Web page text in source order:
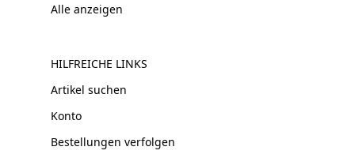
Alle anzeigen
HILFREICHE LINKS
Artikel suchen
Konto
Bestellungen verfolgen